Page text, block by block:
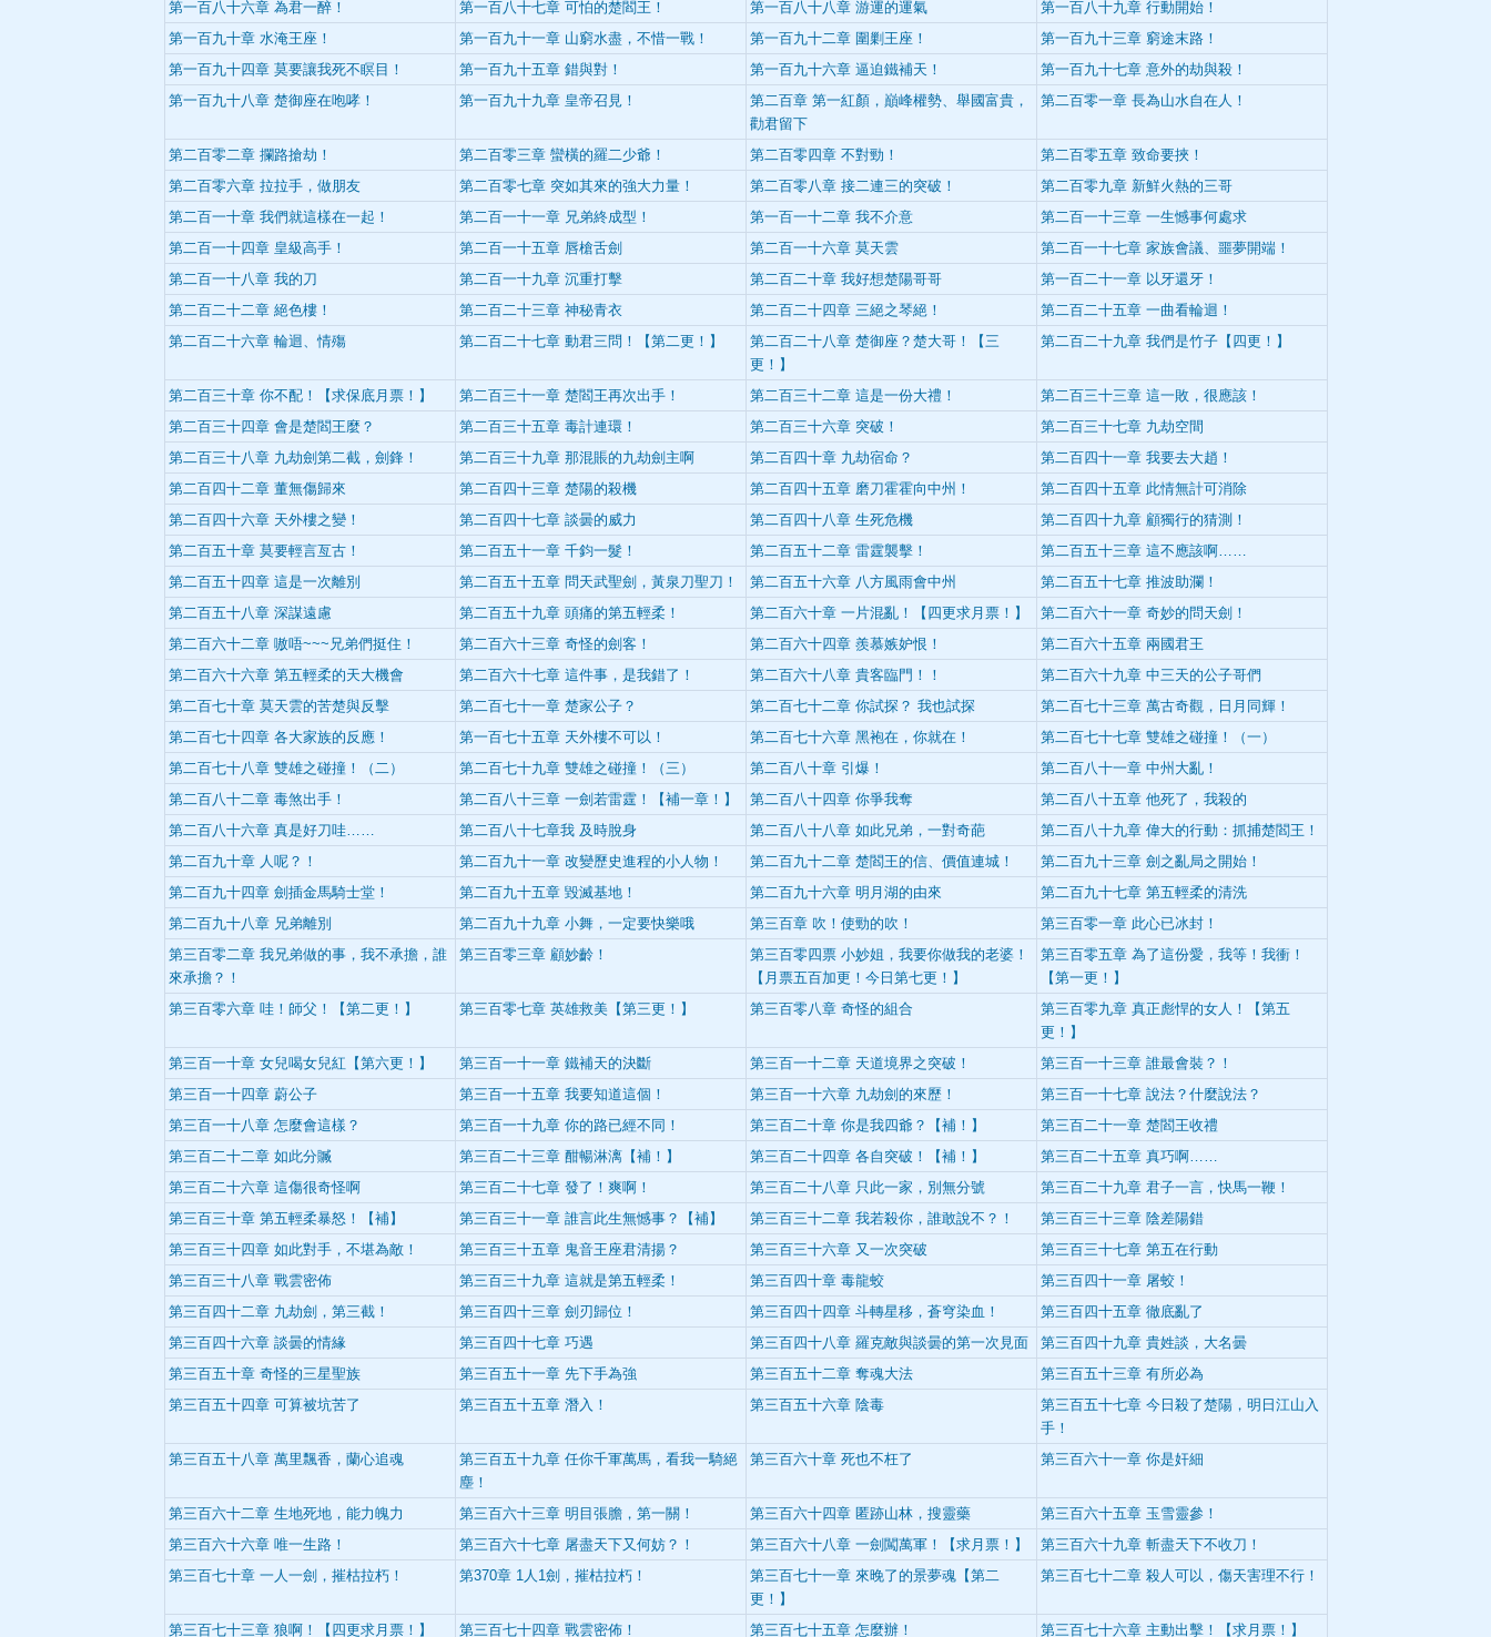
第一百八十六章 為君一醉！ 第一百八十七章 可怕的楚閻王！ 第一百八十八章 游運的運氣
第一百八十九章 行動開始！
第一百九十章 水淹王座！
第一百九十一章 山窮水盡，不惜一戰！ 第一百九十二章 圍剿王座！
第一百九十三章 窮途末路！
第一百九十四章 莫要讓我死不瞑目！
第一百九十五章 錯與對！ 第一百九十六章 逼迫鐵補天！
第一百九十七章 意外的劫與殺！
第一百九十八章 楚御座在咆哮！
第一百九十九章 皇帝召見！
第二百章 第一紅顏，巔峰權勢、舉國富貴，
勸君留下
第二百零一章 長為山水自在人！
第二百零二章 攔路搶劫！ 第二百零三章 蠻橫的羅二少爺！ 第二百零四章 不對勁！
第二百零五章 致命要挾！
第二百零六章 拉拉手，做朋友
第二百零七章 突如其來的強大力量！ 第二百零八章 接二連三的突破！
第二百零九章 新鮮火熱的三哥
第二百一十章 我們就這樣在一起！
第二百一十一章 兄弟終成型！ 第一百一十二章 我不介意
第二百一十三章 一生憾事何處求
第二百一十四章 皇級高手！
第二百一十五章 唇槍舌劍 第二百一十六章 莫天雲
第二百一十七章 家族會議、噩夢開端！
第二百一十八章 我的刀
第二百一十九章 沉重打擊 第二百二十章 我好想楚陽哥哥
第一百二十一章 以牙還牙！
第二百二十二章 絕色樓！
第二百二十三章 神秘青衣 第二百二十四章 三絕之琴絕！
第二百二十五章 一曲看輪迴！
第二百二十六章 輪迴、情殤
第二百二十七章 動君三問！【第二更！】
第二百二十八章 楚御座？楚大哥！【三
更！】
第二百二十九章 我們是竹子【四更！】
第二百三十章 你不配！【求保底月票！】 第二百三十一章 楚閻王再次出手！ 第二百三十二章 這是一份大禮！
第二百三十三章 這一敗，很應該！
第二百三十四章 會是楚閻王麼？
第二百三十五章 毒計連環！ 第二百三十六章 突破！
第二百三十七章 九劫空間
第二百三十八章 九劫劍第二截，劍鋒！
第二百三十九章 那混賬的九劫劍主啊 第二百四十章 九劫宿命？
第二百四十一章 我要去大趙！
第二百四十二章 董無傷歸來
第二百四十三章 楚陽的殺機 第二百四十五章 磨刀霍霍向中州！
第二百四十五章 此情無計可消除
第二百四十六章 天外樓之變！
第二百四十七章 談曇的威力 第二百四十八章 生死危機
第二百四十九章 顧獨行的猜測！
第二百五十章 莫要輕言亙古！
第二百五十一章 千鈞一髮！ 第二百五十二章 雷霆襲擊！
第二百五十三章 這不應該啊……
第二百五十四章 這是一次離別
第二百五十五章 問天武聖劍，黃泉刀聖刀！ 第二百五十六章 八方風雨會中州
第二百五十七章 推波助瀾！
第二百五十八章 深謀遠慮
第二百五十九章 頭痛的第五輕柔！ 第二百六十章 一片混亂！【四更求月票！】
第二百六十一章 奇妙的問天劍！
第二百六十二章 嗷唔~~~兄弟們挺住！
第二百六十三章 奇怪的劍客！ 第二百六十四章 羨慕嫉妒恨！
第二百六十五章 兩國君王
第二百六十六章 第五輕柔的天大機會
第二百六十七章 這件事，是我錯了！ 第二百六十八章 貴客臨門！！
第二百六十九章 中三天的公子哥們
第二百七十章 莫天雲的苦楚與反擊
第二百七十一章 楚家公子？ 第二百七十二章 你試探？ 我也試探
第二百七十三章 萬古奇觀，日月同輝！
第二百七十四章 各大家族的反應！
第一百七十五章 天外樓不可以！ 第二百七十六章 黑袍在，你就在！
第二百七十七章 雙雄之碰撞！（一）
第二百七十八章 雙雄之碰撞！（二）
第二百七十九章 雙雄之碰撞！（三） 第二百八十章 引爆！
第二百八十一章 中州大亂！
第二百八十二章 毒煞出手！
第二百八十三章 一劍若雷霆！【補一章！】 第二百八十四章 你爭我奪
第二百八十五章 他死了，我殺的
第二百八十六章 真是好刀哇……
第二百八十七章我 及時脫身 第二百八十八章 如此兄弟，一對奇葩
第二百八十九章 偉大的行動：抓捕楚閻王！
第二百九十章 人呢？！
第二百九十一章 改變歷史進程的小人物！ 第二百九十二章 楚閻王的信、價值連城！
第二百九十三章 劍之亂局之開始！
第二百九十四章 劍插金馬騎士堂！
第二百九十五章 毀滅基地！ 第二百九十六章 明月湖的由來
第二百九十七章 第五輕柔的清洗
第二百九十八章 兄弟離別
第二百九十九章 小舞，一定要快樂哦 第三百章 吹！使勁的吹！
第三百零一章 此心已冰封！
第三百零二章 我兄弟做的事，我不承擔，誰
來承擔？！
第三百零三章 顧妙齡！
第三百零四票 小妙姐，我要你做我的老婆！
【月票五百加更！今日第七更！】
第三百零五章 為了這份愛，我等！我衝！
【第一更！】
第三百零六章 哇！師父！【第二更！】
第三百零七章 英雄救美【第三更！】 第三百零八章 奇怪的組合
第三百零九章 真正彪悍的女人！【第五
更！】
第三百一十章 女兒喝女兒紅【第六更！】
第三百一十一章 鐵補天的決斷 第三百一十二章 天道境界之突破！
第三百一十三章 誰最會裝？！
第三百一十四章 蔚公子
第三百一十五章 我要知道這個！ 第三百一十六章 九劫劍的來歷！
第三百一十七章 說法？什麼說法？
第三百一十八章 怎麼會這樣？
第三百一十九章 你的路已經不同！ 第三百二十章 你是我四爺？【補！】
第三百二十一章 楚閻王收禮
第三百二十二章 如此分贓
第三百二十三章 酣暢淋漓【補！】 第三百二十四章 各自突破！【補！】
第三百二十五章 真巧啊……
第三百二十六章 這傷很奇怪啊
第三百二十七章 發了！爽啊！ 第三百二十八章 只此一家，別無分號
第三百二十九章 君子一言，快馬一鞭！
第三百三十章 第五輕柔暴怒！【補】
第三百三十一章 誰言此生無憾事？【補】 第三百三十二章 我若殺你，誰敢說不？！
第三百三十三章 陰差陽錯
第三百三十四章 如此對手，不堪為敵！
第三百三十五章 鬼音王座君清揚？ 第三百三十六章 又一次突破
第三百三十七章 第五在行動
第三百三十八章 戰雲密佈
第三百三十九章 這就是第五輕柔！ 第三百四十章 毒龍蛟
第三百四十一章 屠蛟！
第三百四十二章 九劫劍，第三截！
第三百四十三章 劍刃歸位！ 第三百四十四章 斗轉星移，蒼穹染血！
第三百四十五章 徹底亂了
第三百四十六章 談曇的情緣
第三百四十七章 巧遇 第三百四十八章 羅克敵與談曇的第一次見面
第三百四十九章 貴姓談，大名曇
第三百五十章 奇怪的三星聖族
第三百五十一章 先下手為強 第三百五十二章 奪魂大法
第三百五十三章 有所必為
第三百五十四章 可算被坑苦了
第三百五十五章 潛入！ 第三百五十六章 陰毒
第三百五十七章 今日殺了楚陽，明日江山入
手！
第三百五十八章 萬里飄香，蘭心追魂
第三百五十九章 任你千軍萬馬，看我一騎絕
塵！
第三百六十章 死也不枉了 第三百六十一章 你是奸細
第三百六十二章 生地死地，能力魄力 第三百六十三章 明目張膽，第一關！ 第三百六十四章 匿跡山林，搜靈藥
第三百六十五章 玉雪靈參！
第三百六十六章 唯一生路！
第三百六十七章 屠盡天下又何妨？！ 第三百六十八章 一劍闖萬軍！【求月票！】
第三百六十九章 斬盡天下不收刀！
第三百七十章 一人一劍，摧枯拉朽！
第370章 1人1劍，摧枯拉朽！
第三百七十一章 來晚了的景夢魂【第二
更！】
第三百七十二章 殺人可以，傷天害理不行！
第三百七十三章 狼啊！【四更求月票！】 第三百七十四章 戰雲密佈！ 第三百七十五章 怎麼辦！ 第三百七十六章 主動出擊！【求月票！】